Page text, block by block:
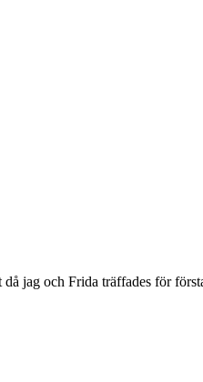
jag och Frida träffades för